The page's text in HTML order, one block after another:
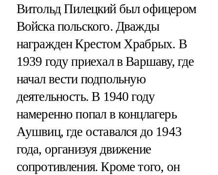
Витольд Пилецкий был офицером
Войска польского. Дважды
награжден Крестом Храбрых. В
1939 году приехал в Варшаву, где
начал вести подпольную
деятельность. В 1940 году
намеренно попал в концлагерь
Аушвиц, где оставался до 1943
года, организуя движение
сопротивления. Кроме того, он